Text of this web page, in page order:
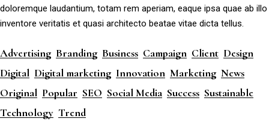
doloremque laudantium, totam rem aperiam, eaque ipsa quae ab illo
inventore veritatis et quasi architecto beatae vitae dicta tellus.
Advertising Branding Business Campaign Client Design
Digital Digital marketing Innovation Marketing News
Original Popular SEO Social Media Success Sustainable
Technology Trend